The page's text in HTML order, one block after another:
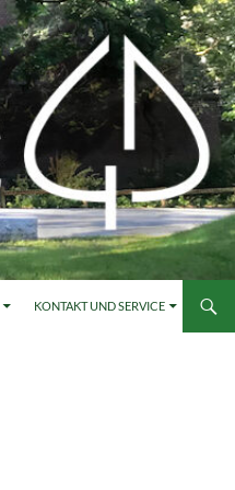
KONTAKT UND SERVICE